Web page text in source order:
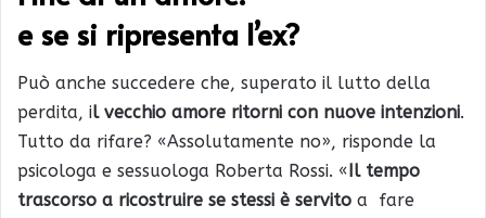
e se si ripresenta l’ex?
Può anche succedere che, superato il lutto della
perdita, il vecchio amore ritorni con nuove intenzioni.
Tutto da rifare? «Assolutamente no», risponde la
psicologa e sessuologa Roberta Rossi. «Il tempo
trascorso a ricostruire se stessi è servito a fare